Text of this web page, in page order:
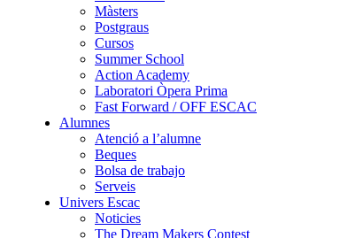
Màsters
Postgraus
Cursos
Summer School
Action Academy
Laboratori Òpera Prima
Fast Forward / OFF ESCAC
Alumnes
Atenció a l’alumne
Beques
Bolsa de trabajo
Serveis
Univers Escac
Noticies
The Dream Makers Contest